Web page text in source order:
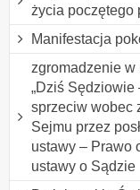
życia poczętego
Manifestacja
zgromadzenie
„Dziś Sędziowie
sprzeciw wobec
Sejmu przez
ustawy – Prawo
ustawy o Sądzie